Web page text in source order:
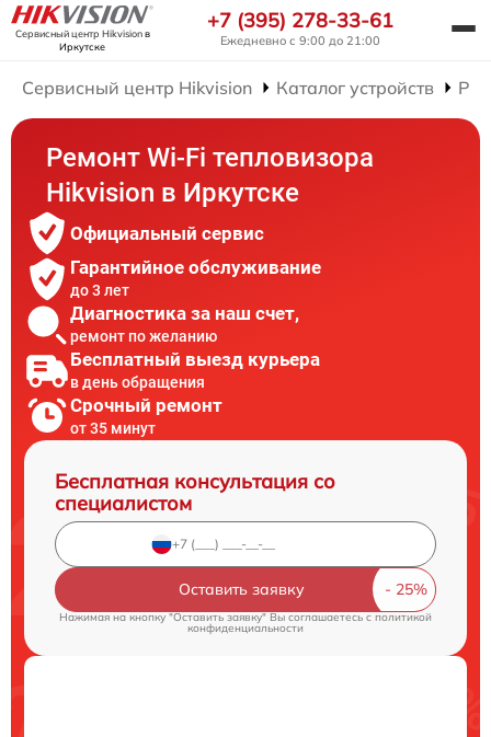
Сервисный центр Hikvisionв
Иркутске
+7 (395) 278-33-61
Ежедневно с 9:00 до 21:00
Сервисный центр Hikvision Каталог устройств
Ремонт Wi-Fi тепловизора
Hikvision в Иркутске
Официальный сервис
Гарантийное обслуживание
до 3 лет
Диагностика за наш счет,
ремонт по желанию
Бесплатный выезд курьера
в день обращения
Срочный ремонт
от 35 минут
Бесплатная консультация со
специалистом
Оставить заявку
Нажимая на кнопку "Оставить заявку" Вы соглашаетесь cполитикой
конфиденциальности